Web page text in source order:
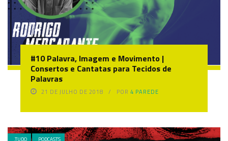
#10 Palavra, Imagem e Movimento |
Consertos e Cantatas para Tecidos de
Palavras
21 DE JULHO DE 2018 POR4 PAREDE
.TUDO PODCASTS